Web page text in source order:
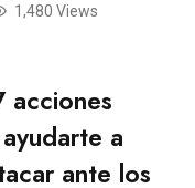
1,480 Views
acciones
a
ante los